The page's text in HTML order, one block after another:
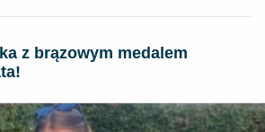
z brązowym medalem